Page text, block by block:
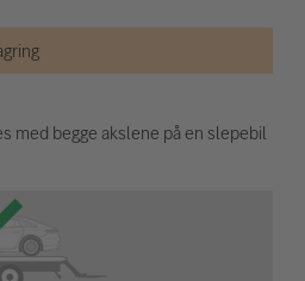
med begge akslene på en slepebil